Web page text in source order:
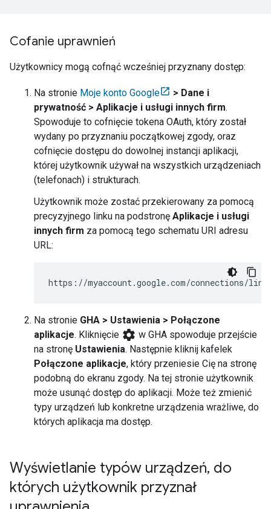
Cofanie uprawnień
Użytkownicy mogą cofnąć wcześniej przyznany dostęp:
Na stronie Moje konto Google
> Dane i
prywatność > Aplikacje i usługi innych firm.
Spowoduje to cofnięcie tokena OAuth, który został
wydany po przyznaniu początkowej zgody, oraz
cofnięcie dostępu do dowolnej instancji aplikacji,
której użytkownik używał na wszystkich urządzeniach
(telefonach) i strukturach.
Użytkownik może zostać przekierowany za pomocą
precyzyjnego linku na podstronę Aplikacje i usługi
innych firm za pomocą tego schematu URI adresu
URL:
https://myaccount.google.com/connections/
Na stronie GHA > Ustawienia > Połączone
aplikacje. Kliknięcie settings w GHA spowoduje przejście
na stronę Ustawienia. Następnie kliknij kafelek
Połączone aplikacje, który przeniesie Cię na stronę
podobną do ekranu zgody. Na tej stronie użytkownik
może usunąć dostęp do aplikacji. Może też zmienić
typy urządzeń lub konkretne urządzenia wrażliwe, do
których aplikacja ma dostęp.
Wyświetlanie typów urządzeń, do
których użytkownik przyznał